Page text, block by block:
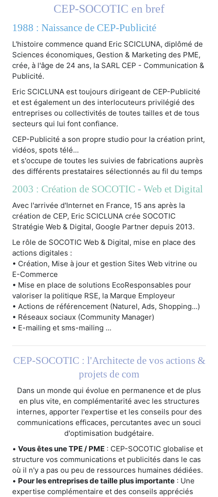
CEP-SOCOTIC en bref
1988 : Naissance de CEP-Publicité
L'histoire commence quand Eric SCICLUNA, diplômé de
Sciences économiques, Gestion & Marketing des PME,
crée, à l'âge de 24 ans, la SARL CEP - Communication &
Publicité.
Eric SCICLUNA est toujours dirigeant de CEP-Publicité
et est également un des interlocuteurs privilégié des
entreprises ou collectivités de toutes tailles et de tous
secteurs qui lui font confiance.
CEP-Publicité a son propre studio pour la création print,
vidéos, spots télé...
et s'occupe de toutes les suivies de fabrications auprès
des différents prestataires sélectionnés au fil du temps
2003 : Création de SOCOTIC - Web et Digital
Avec l'arrivée d'Internet en France, 15 ans après la
création de CEP, Eric SCICLUNA crée SOCOTIC
Stratégie Web & Digital, Google Partner depuis 2013.
Le rôle de SOCOTIC Web & Digital, mise en place des
actions digitales :
• Création, Mise à jour et gestion Sites Web vitrine ou
E-Commerce
• Mise en place de solutions EcoResponsables pour
valoriser la politique RSE, la Marque Employeur
• Actions de référencement (Naturel, Ads, Shopping...)
• Réseaux sociaux (Community Manager)
• E-mailing et sms-mailing ...
CEP-SOCOTIC : l'Architecte de vos actions &
projets de com
Dans un monde qui évolue en permanence et de plus
en plus vite, en complémentarité avec les structures
internes, apporter l'expertise et les conseils pour des
communications efficaces, percutantes avec un souci
d'optimisation budgétaire.
• Vous êtes une TPE / PME : CEP-SOCOTIC globalise et
structure vos communications et publicités dans le cas
où il n'y a pas ou peu de ressources humaines dédiées.
• Pour les entreprises de taille plus importante : Une
expertise complémentaire et des conseils appréciés